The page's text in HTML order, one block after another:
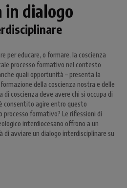
in dialogo
per educare, o formare, la coscienza
processo formativo nel contesto
quali opportunità – presenta la
della coscienza nostra e delle
di coscienza deve avere chi si occupa di
consentito agire entro questo
formativo? Le riflessioni di
interdiocesano offrono a un
di avviare un dialogo interdisciplinare su